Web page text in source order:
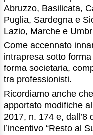
Abruzzo, Basilicata,
Puglia, Sardegna e
Lazio, Marche e
Come accennato
intrapresa sotto
forma societaria,
tra professionisti.
Ricordiamo anche che
apportato modifiche
2017, n. 174 e, dall’8
l’incentivo “Resto al